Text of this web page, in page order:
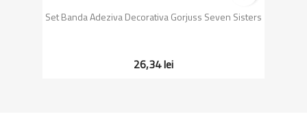
Set Banda Adeziva Decorativa Gorjuss Seven Sisters
26,34 lei